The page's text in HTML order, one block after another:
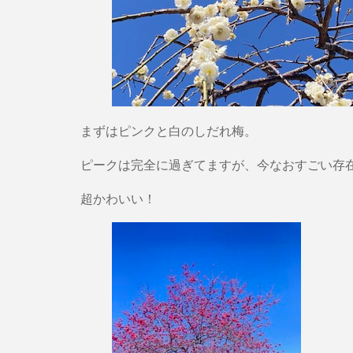
まずはピンクと白のしだれ梅。
ピークは完全に過ぎてますが、今なおすごい存
超かわいい！